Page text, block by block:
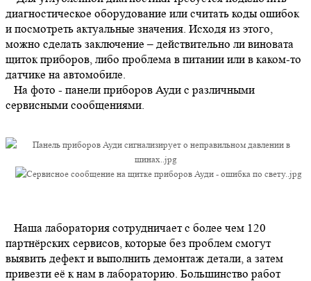
диагностическое оборудование или считать коды ошибок
и посмотреть актуальные значения. Исходя из этого,
можно сделать заключение – действительно ли виновата
щиток приборов, либо проблема в питании или в каком-то
датчике на автомобиле.
На фото - панели приборов Ауди с различными
сервисными сообщениями.
Наша лаборатория сотрудничает с более чем 120
партнёрских сервисов, которые без проблем смогут
выявить дефект и выполнить демонтаж детали, а затем
привезти её к нам в лабораторию. Большинство работ